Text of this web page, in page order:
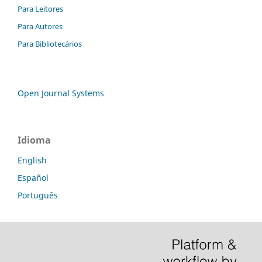
Para Leitores
Para Autores
Para Bibliotecários
Open Journal Systems
Idioma
English
Español
Português